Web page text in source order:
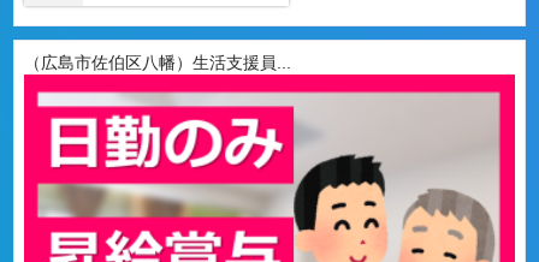
（広島市佐伯区八幡）生活支援員...